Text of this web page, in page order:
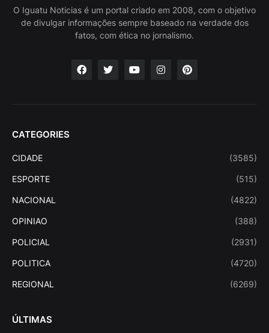
O Iguatu Noticias é um portal criado em 2008, com o objetivo
de divulgar informações sempre baseado na verdade dos
fatos, com ética no jornalismo.
CATEGORIES
CIDADE (3585)
ESPORTE (515)
NACIONAL (4822)
OPINIAO (388)
POLICIAL (2931)
POLITICA (4720)
REGIONAL (6269)
ÚLTIMAS